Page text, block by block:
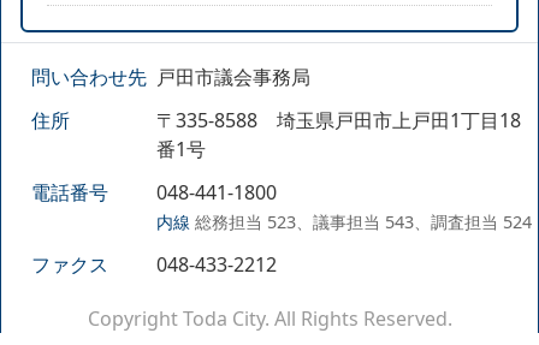
問い合わせ先 戸田市議会事務局
住所
〒335-8588 埼玉県戸田市上戸田1丁目18
番1号
電話番号
048-441-1800
内線 総務担当 523、議事担当 543、調査担当 524
ファクス 048-433-2212
Copyright Toda City. All Rights Reserved.